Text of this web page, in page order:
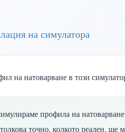
на симулатора
на натоварване в този
профила на
точно, колкото реален, ще